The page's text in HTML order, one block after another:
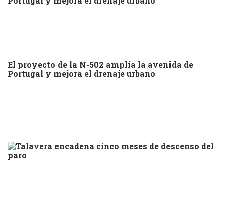
El proyecto de la N-502 amplía la avenida de
Portugal y mejora el drenaje urbano